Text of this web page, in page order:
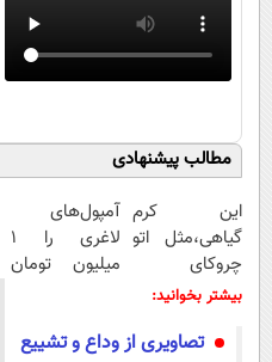
مطالب پیشنهادی
این کرم
گیاهی،مثل اتو
چروکای
پوستتوصاف
آمپول‌های
لاغری را ۱
میلیون تومان
بیشتر بخوانید:
تصاویری از وداع و تشییع